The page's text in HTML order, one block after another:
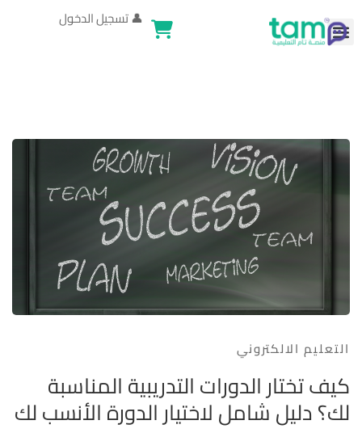
👤تسجيل الدخول
التعليم الالكتروني
كيف تختار الدورات التدريبية المناسبة
لك؟ دليل شامل لاختيار الدورة الأنسب لك